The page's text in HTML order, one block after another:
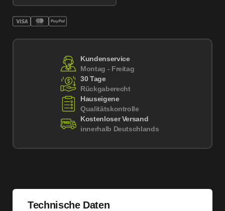
Kundenservice
Montag - Freitag
30 Tage
Rückgaberecht
Hauseigene
Qualitätskontrolle
Kostenloser Versand
innerhalb Deutschlands
Technische Daten